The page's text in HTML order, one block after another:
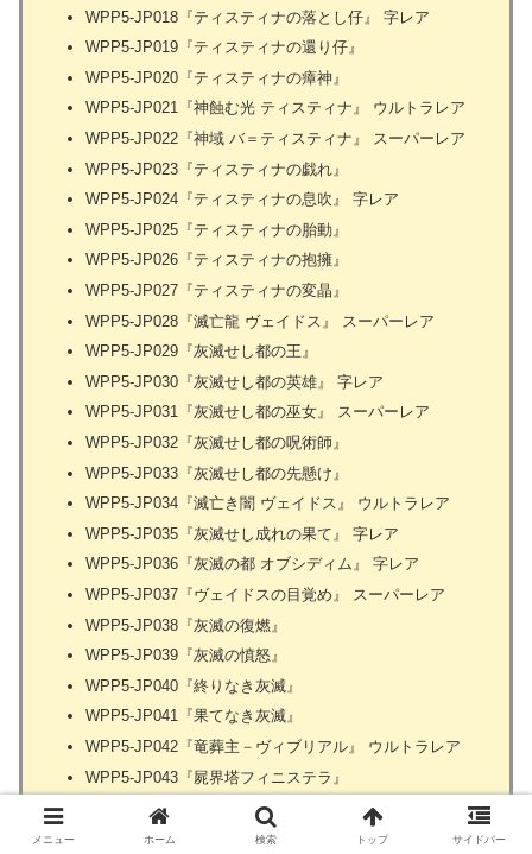
WPP5-JP018『ティスティナの落とし仔』 字レア
WPP5-JP019『ティスティナの還り仔』
WPP5-JP020『ティスティナの瘴神』
WPP5-JP021『神蝕む光 ティスティナ』 ウルトラレア
WPP5-JP022『神域 バ＝ティスティナ』 スーパーレア
WPP5-JP023『ティスティナの戯れ』
WPP5-JP024『ティスティナの息吹』 字レア
WPP5-JP025『ティスティナの胎動』
WPP5-JP026『ティスティナの抱擁』
WPP5-JP027『ティスティナの変晶』
WPP5-JP028『滅亡龍 ヴェイドス』 スーパーレア
WPP5-JP029『灰滅せし都の王』
WPP5-JP030『灰滅せし都の英雄』 字レア
WPP5-JP031『灰滅せし都の巫女』 スーパーレア
WPP5-JP032『灰滅せし都の呪術師』
WPP5-JP033『灰滅せし都の先懸け』
WPP5-JP034『滅亡き闇 ヴェイドス』 ウルトラレア
WPP5-JP035『灰滅せし成れの果て』 字レア
WPP5-JP036『灰滅の都 オブシディム』 字レア
WPP5-JP037『ヴェイドスの目覚め』 スーパーレア
WPP5-JP038『灰滅の復燃』
WPP5-JP039『灰滅の憤怒』
WPP5-JP040『終りなき灰滅』
WPP5-JP041『果てなき灰滅』
WPP5-JP042『竜葬主－ヴィブリアル』 ウルトラレア
WPP5-JP043『屍界塔フィニステラ』
WPP5-JP044『密林に潜む者』
WPP5-JP045『半纏鳥官－コンバード』
メニュー ホーム 検索 トップ サイドバー